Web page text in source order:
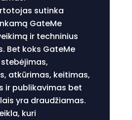
sutinka
GateMe
ir techninius
Bet koks GateMe
atkūrimas, keitimas,
ir publikavimas bet
yra draudžiamas.
kuri